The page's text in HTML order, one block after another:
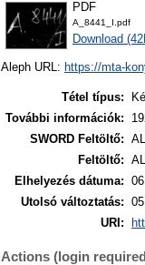
PDF
A_8441_I.pdf
Download
Aleph URL: https://mta-
Tétel típus:
További információk:
SWORD Feltöltő:
Feltöltő:
Elhelyezés dátuma:
Utolsó változtatás:
URI:
Actions (login